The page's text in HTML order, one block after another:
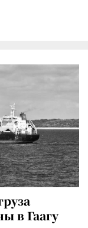
в Гаагу